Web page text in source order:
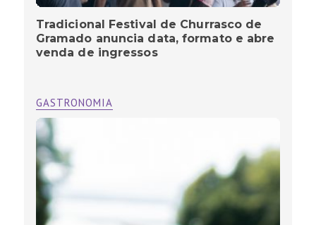
Tradicional Festival de Churrasco de
Gramado anuncia data, formato e abre
venda de ingressos
GASTRONOMIA